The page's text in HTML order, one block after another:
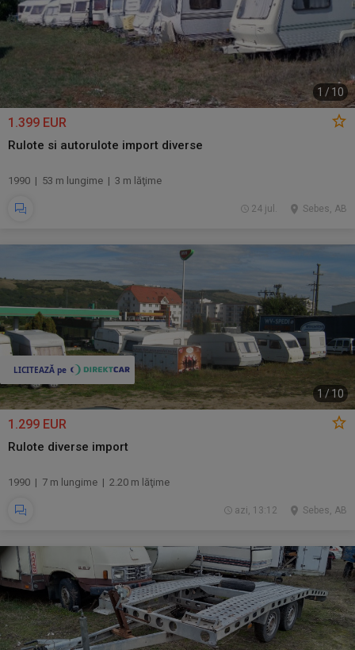
1 / 10
1.399 EUR
Rulote si autorulote import diverse
1990 | 53 m lungime | 3 m lăţime
Sebes, AB
24 jul.
1 /10
1.299 EUR
Rulote diverse import
1990 | 7 m lungime | 2.20 m lăţime
Sebes, AB
azi, 13:12